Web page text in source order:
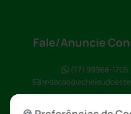
Fale/Anuncie
(77) 99968-1705